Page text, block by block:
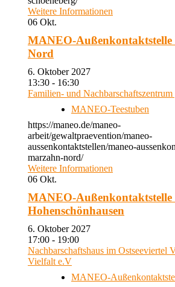
Weitere Informationen
06 Okt.
MANEO-
Nord
6. Oktober 2027
13:30 - 16:30
Familien- und
MANEO-Teestuben
https://maneo.de/maneo-
arbeit/gewaltpraevention/maneo-
aussenkontaktstellen/maneo-
marzahn-nord/
Weitere Informationen
06 Okt.
MANEO-Außenkontaktstelle
Hohenschönhausen
6. Oktober 2027
17:00 - 19:00
Nachbarschaftshaus im Ostseeviertel
Vielfalt e.V
MANEO-